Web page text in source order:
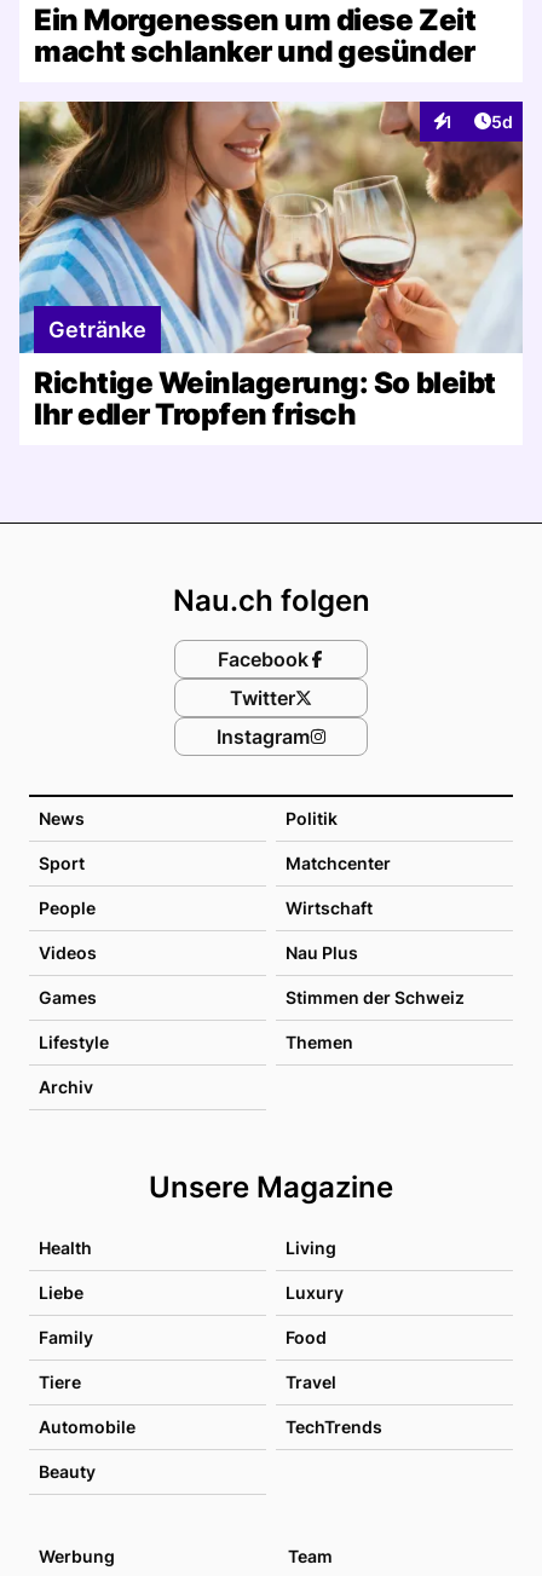
Ein Morgenessen um diese Zeit
macht schlanker und gesünder
1
Interaktionen
5d
Getränke
Richtige Weinlagerung: So bleibt
Ihr edler Tropfen frisch
News Politik
Sport Matchcenter
People Wirtschaft
Videos Nau Plus
Games Stimmen der Schweiz
Lifestyle Themen
Archiv
Unsere Magazine
Health Living
Liebe Luxury
Family Food
Tiere Travel
Automobile TechTrends
Beauty
Nau.ch folgen
Facebook
Twitter
Instagram
Werbung Team